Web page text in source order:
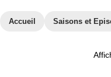
Accueil Saisons et